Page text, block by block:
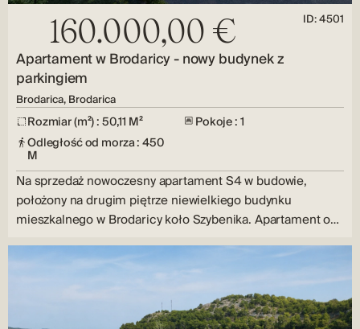
160.000,00 € ID: 4501
Apartament w Brodaricy - nowy budynek z
parkingiem
Brodarica, Brodarica
Rozmiar (m²) : 50,11 M²
Pokoje : 1
Odległość od morza : 450
M
Na sprzedaż nowoczesny apartament S4 w budowie,
położony na drugim piętrze niewielkiego budynku
mieszkalnego w Brodaricy koło Szybenika. Apartament o…